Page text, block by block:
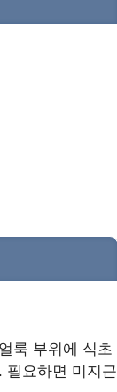
룩 부위에 식초
필요하면 미지근